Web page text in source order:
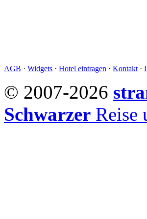
AGB · Widgets · Hotel eintragen · Kontakt ·
© 2007-2026
Schwarzer Reise